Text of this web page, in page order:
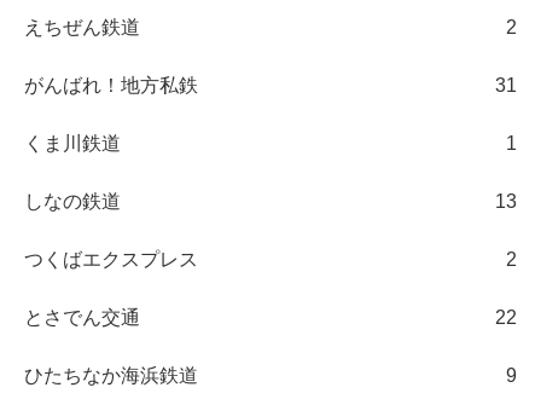
えちぜん鉄道 2
がんばれ！地方私鉄 31
くま川鉄道 1
しなの鉄道 13
つくばエクスプレス 2
とさでん交通 22
ひたちなか海浜鉄道 9